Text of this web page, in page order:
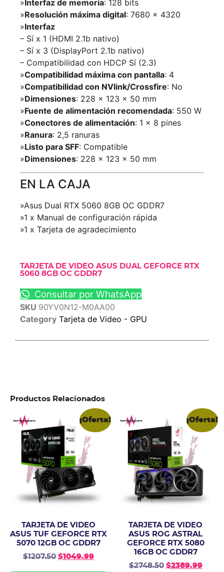
» Interfaz de memoria: 128 bits
»Resolución máxima digital: 7680 x 4320
»Interfaz
– Sí x 1 (HDMI 2.1b nativo)
– Sí x 3 (DisplayPort 2.1b nativo)
– Compatibilidad con HDCP Sí (2.3)
»Compatibilidad máxima con pantalla: 4
»Compatibilidad con NVlink/Crossfire: No
»Dimensiones: 228 x 123 x 50 mm
»Fuente de alimentación recomendada: 550 W
»Conectores de alimentación: 1 x 8 pines
»Ranura: 2,5 ranuras
»Listo para SFF: Compatible
»Dimensiones: 228 x 123 x 50 mm
EN LA CAJA
»Asus Dual RTX 5060 8GB OC GDDR7
»1 x Manual de configuración rápida
»1 x Tarjeta de agradecimiento
TARJETA DE VIDEO ASUS DUAL GEFORCE RTX
5060 8GB OC GDDR7
Consultar por WhatsApp
SKU 90YV0N12-M0AA00
Category Tarjeta de Video - GPU
Productos Relacionados
¡Oferta!
TARJETA DE VIDEO
ASUS TUF GEFORCE RTX
5070 12GB OC GDDR7
$1207.50 $1049.99
¡Oferta!
TARJETA DE VIDEO
ASUS ROG ASTRAL
GEFORCE RTX 5080
16GB OC GDDR7
$2748.50 $2389.99